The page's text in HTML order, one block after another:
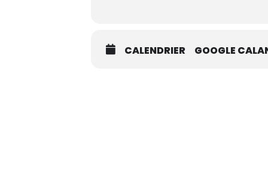
CALENDRIER GOOGLE